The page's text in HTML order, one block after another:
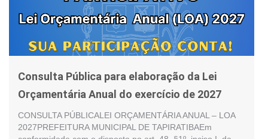
Consulta Pública para elaboração da Lei
Orçamentária Anual do exercício de 2027
CONSULTA PÚBLICALEI ORÇAMENTÁRIA ANUAL – LOA
2027PREFEITURA MUNICIPAL DE TAPIRATIBAEm